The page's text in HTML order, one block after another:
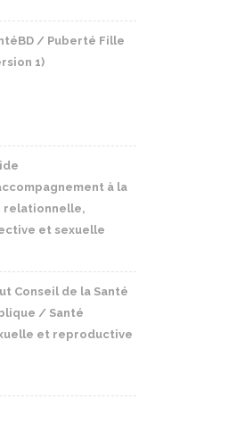
/ Puberté Fille
1)
à la
relationnelle,
et sexuelle
Conseil de la Santé
/ Santé
et reproductive